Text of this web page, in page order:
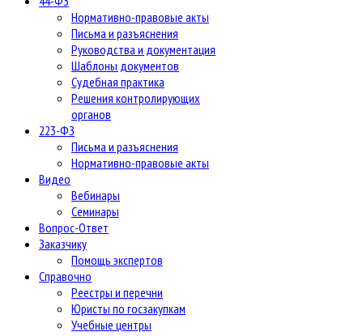
Нормативно-правовые акты
Письма и разъяснения
Руководства и документация
Шаблоны документов
Судебная практика
Решения контролирующих
органов
223-ФЗ
Письма и разъяснения
Нормативно-правовые акты
Видео
Вебинары
Семинары
Вопрос-Ответ
Заказчику
Помощь экспертов
Справочно
Реестры и перечни
Юристы по госзакупкам
Учебные центры